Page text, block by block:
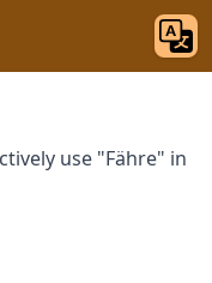
use "Fähre" in